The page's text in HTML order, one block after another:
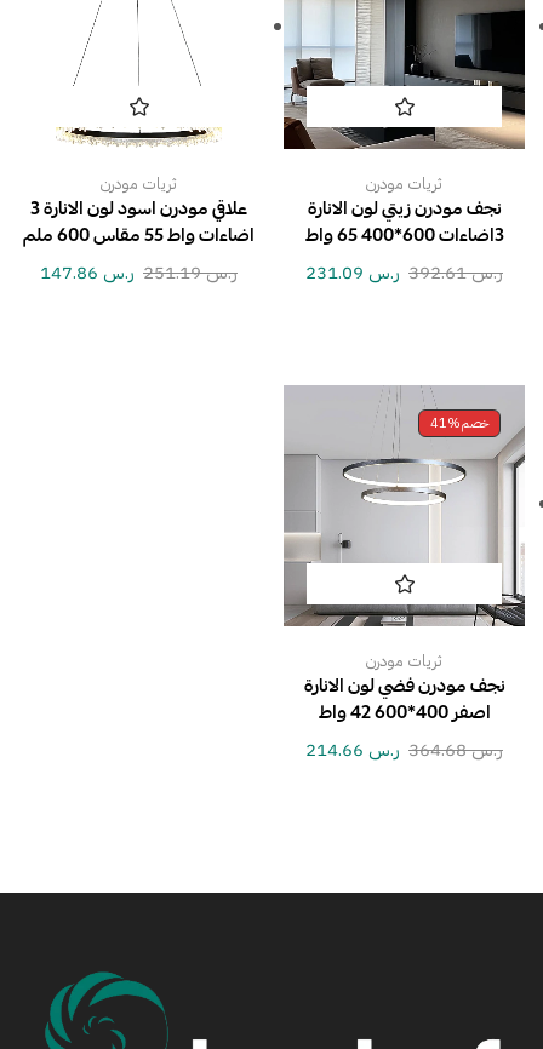
ثريات مودرن
نجف مودرن زيتي لون الانارة
3اضاءات 600*400 65 واط
ر.س392.61 ر.س
ثريات مودرن
علاقي مودرن اسود لون الانارة 3
اضاءات واط 55 مقاس 600 ملم
ر.س251.19 ر.س
خصم41%
ثريات مودرن
نجف مودرن فضي لون الانارة
اصفر 400*600 42 واط
ر.س364.68 ر.س